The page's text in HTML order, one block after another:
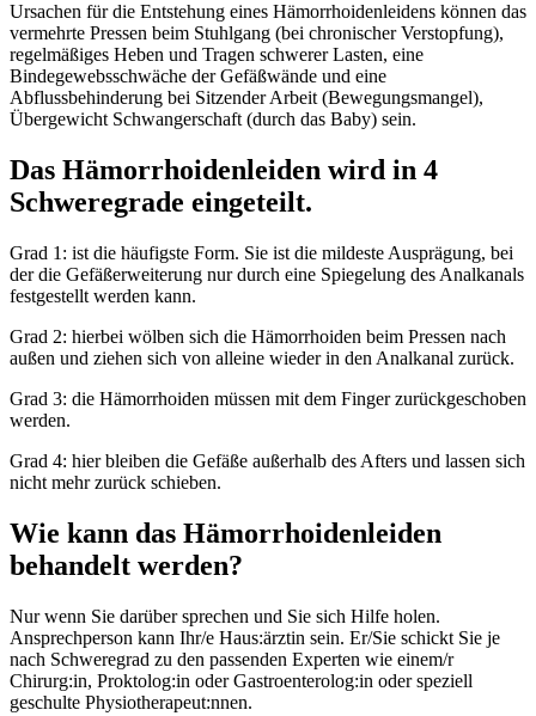
Ursachen für die Entstehung eines Hämorrhoidenleidens können das
vermehrte Pressen beim Stuhlgang (bei chronischer Verstopfung),
regelmäßiges Heben und Tragen schwerer Lasten, eine
Bindegewebsschwäche der Gefäßwände und eine
Abflussbehinderung bei Sitzender Arbeit (Bewegungsmangel),
Übergewicht Schwangerschaft (durch das Baby) sein.
Das Hämorrhoidenleiden wird in 4
Schweregrade eingeteilt.
Grad 1: ist die häufigste Form. Sie ist die mildeste Ausprägung, bei
der die Gefäßerweiterung nur durch eine Spiegelung des Analkanals
festgestellt werden kann.
Grad 2: hierbei wölben sich die Hämorrhoiden beim Pressen nach
außen und ziehen sich von alleine wieder in den Analkanal zurück.
Grad 3: die Hämorrhoiden müssen mit dem Finger zurückgeschoben
werden.
Grad 4: hier bleiben die Gefäße außerhalb des Afters und lassen sich
nicht mehr zurück schieben.
Wie kann das Hämorrhoidenleiden
behandelt werden?
Nur wenn Sie darüber sprechen und Sie sich Hilfe holen.
Ansprechperson kann Ihr/e Haus:ärztin sein. Er/Sie schickt Sie je
nach Schweregrad zu den passenden Experten wie einem/r
Chirurg:in, Proktolog:in oder Gastroenterolog:in oder speziell
geschulte Physiotherapeut:nnen.